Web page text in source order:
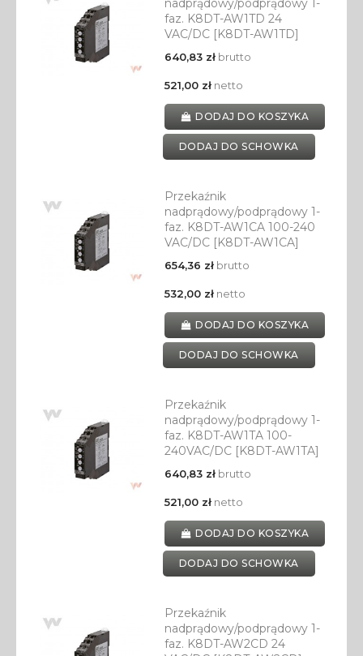
nadprądowy/podprądowy 1-
faz. K8DT-AW1TD 24
VAC/DC [K8DT-AW1TD]
640,83 złbrutto
521,00 złnetto
DODAJ DO KOSZYKA
DODAJ DO SCHOWKA
Przekaźnik
nadprądowy/podprądowy 1-
faz. K8DT-AW1CA 100-240
VAC/DC [K8DT-AW1CA]
654,36 złbrutto
532,00 złnetto
DODAJ DO KOSZYKA
DODAJ DO SCHOWKA
Przekaźnik
nadprądowy/podprądowy 1-
faz. K8DT-AW1TA 100-
240VAC/DC [K8DT-AW1TA]
640,83 złbrutto
521,00 złnetto
DODAJ DO KOSZYKA
DODAJ DO SCHOWKA
Przekaźnik
nadprądowy/podprądowy 1-
faz. K8DT-AW2CD 24